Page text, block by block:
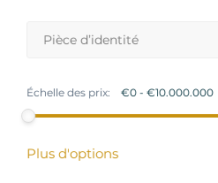
Échelle des prix:
Plus d'options